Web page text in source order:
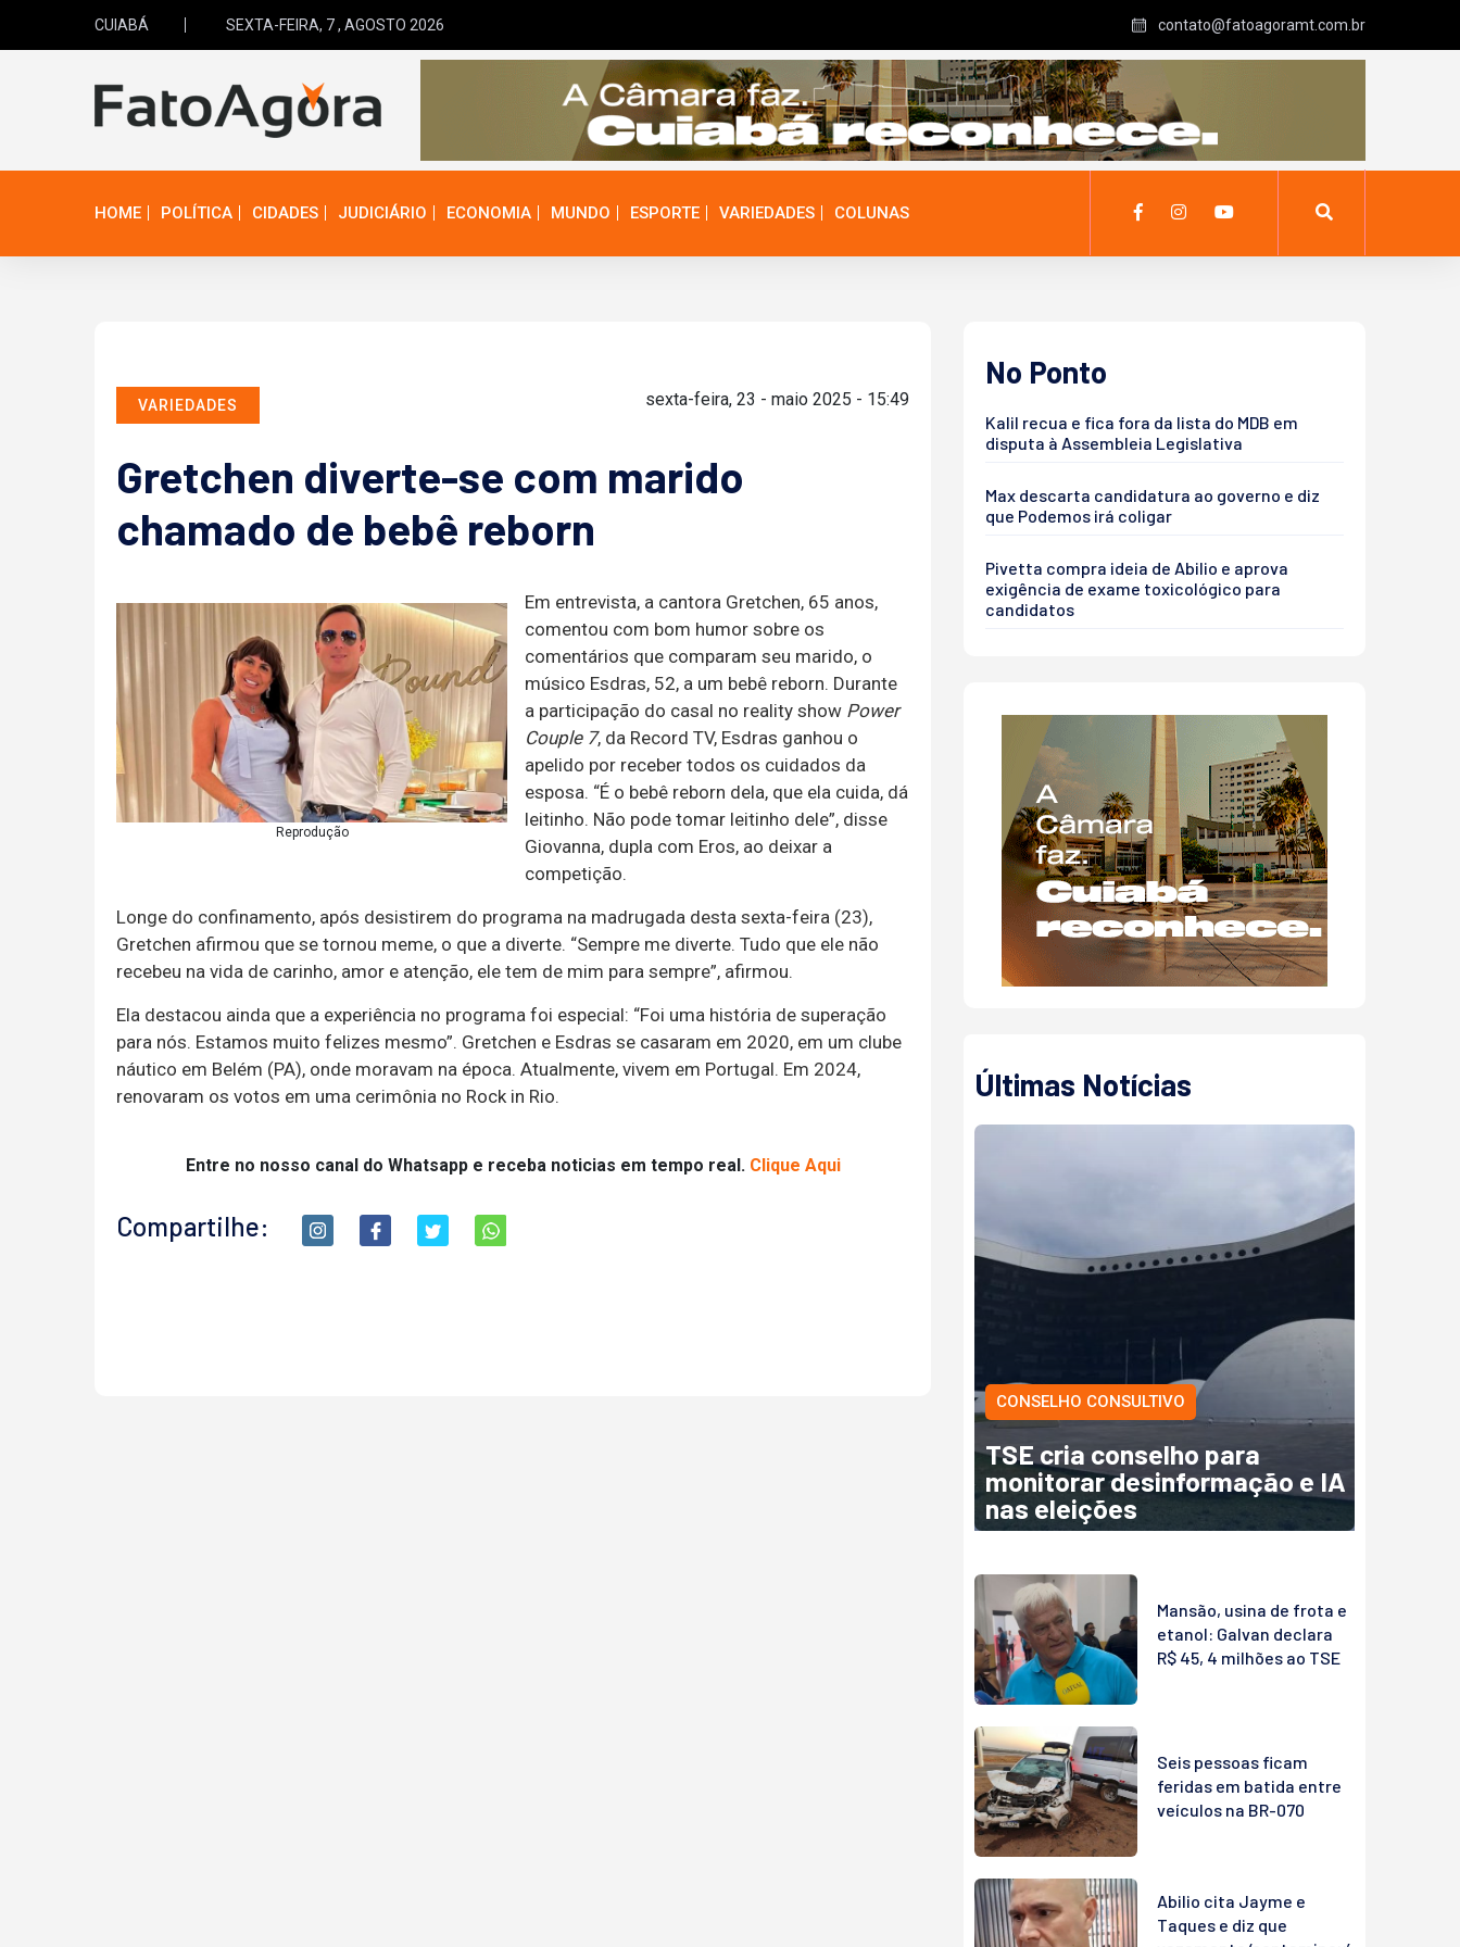
CUIABÁ SEXTA-FEIRA, 7 , AGOSTO 2026 contato@fatoagoramt.com.br
HOME POLÍTICA CIDADES JUDICIÁRIO ECONOMIA MUNDO ESPORTE VARIEDADES COLUNAS
VARIEDADES sexta-feira, 23 - maio 2025 - 15:49
Gretchen diverte-se com marido
chamado de bebê reborn
Reprodução
Em entrevista, a cantora Gretchen, 65 anos,
comentou com bom humor sobre os
comentários que comparam seu marido, o
músico Esdras, 52, a um bebê reborn. Durante
a participação do casal no reality show Power
Couple 7, da Record TV, Esdras ganhou o
apelido por receber todos os cuidados da
esposa. “É o bebê reborn dela, que ela cuida, dá
leitinho. Não pode tomar leitinho dele”, disse
Giovanna, dupla com Eros, ao deixar a
competição.
Longe do confinamento, após desistirem do programa na madrugada desta sexta-feira (23),
Gretchen afirmou que se tornou meme, o que a diverte. “Sempre me diverte. Tudo que ele não
recebeu na vida de carinho, amor e atenção, ele tem de mim para sempre”, afirmou.
Ela destacou ainda que a experiência no programa foi especial: “Foi uma história de superação
para nós. Estamos muito felizes mesmo”. Gretchen e Esdras se casaram em 2020, em um clube
náutico em Belém (PA), onde moravam na época. Atualmente, vivem em Portugal. Em 2024,
renovaram os votos em uma cerimônia no Rock in Rio.
Entre no nosso canal do Whatsapp e receba noticias em tempo real. Clique Aqui
Compartilhe:
No Ponto
Kalil recua e fica fora da lista do MDB em
disputa à Assembleia Legislativa
Max descarta candidatura ao governo e diz
que Podemos irá coligar
Pivetta compra ideia de Abilio e aprova
exigência de exame toxicológico para
candidatos
Últimas Notícias
CONSELHO CONSULTIVO
TSE cria conselho para
monitorar desinformação e IA
nas eleições
Mansão, usina de frota e
etanol: Galvan declara
R$ 45, 4 milhões ao TSE
Seis pessoas ficam
feridas em batida entre
veículos na BR-070
Abilio cita Jayme e
Taques e diz que